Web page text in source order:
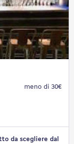
meno di 30€
da scegliere dal